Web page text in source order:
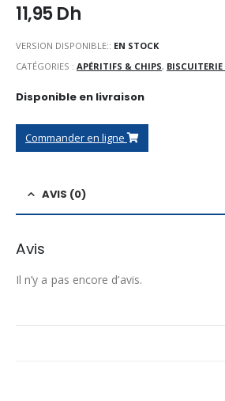
11,95Dh
VERSION DISPONIBLE:: EN STOCK
CATÉGORIES : APÉRITIFS & CHIPS,
Disponible en livraison
Commander en ligne
AVIS (0)
Avis
Il n’y a pas encore d’avis.